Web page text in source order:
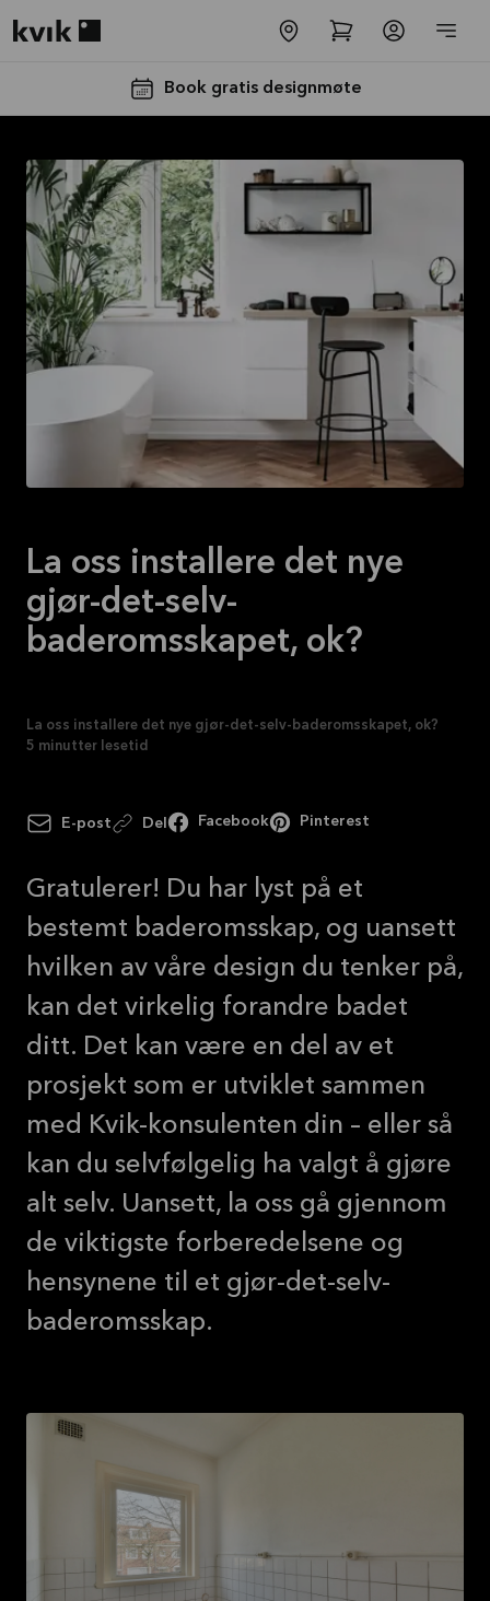
Book gratis designmøte
Få 50% på
benkeplaten*
Tilbudet er gyldig til
16.08.2026
Se mer
La oss installere det nye
gjør-det-selv-
baderomsskapet, ok?
La oss installere det nye gjør-det-selv-baderomsskapet, ok?
5 minutter lesetid
E-post Del Facebook Pinterest
Gratulerer! Du har lyst på et
bestemt baderomsskap, og uansett
hvilken av våre design du tenker på,
kan det virkelig forandre badet
ditt. Det kan være en del av et
prosjekt som er utviklet sammen
med Kvik-konsulenten din – eller så
kan du selvfølgelig ha valgt å gjøre
alt selv. Uansett, la oss gå gjennom
de viktigste forberedelsene og
hensynene til et gjør-det-selv-
baderomsskap.